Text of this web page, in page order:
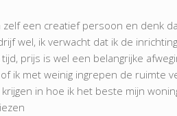
zelf een creatief persoon en denk
wel, ik verwacht dat ik de
tijd, prijs is wel een belangrijke
ik met weinig ingrepen de ruimte
krijgen in hoe ik het beste mijn